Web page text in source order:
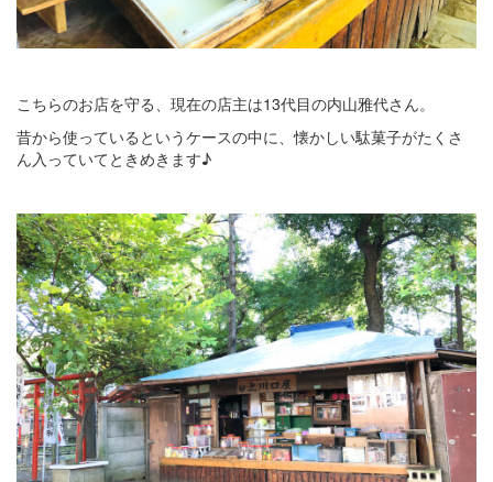
こちらのお店を守る、現在の店主は13代目の内山雅代さん。
昔から使っているというケースの中に、懐かしい駄菓子がたくさ
ん入っていてときめきます♪